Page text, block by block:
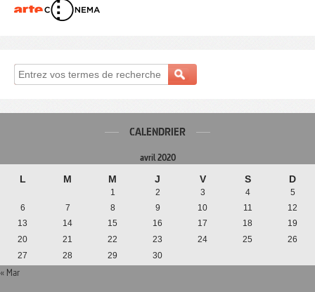
CALENDRIER
avril 2020
L M M J V S D
1 2 3 4
5
6
7 8 9 10 11
12
13
14 15 16 17 18
19
20
21 22 23 24 25
26
27
28 29 30
« Mar